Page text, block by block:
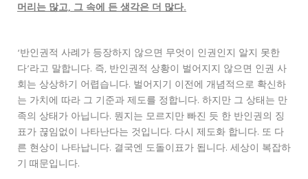
머리는 많고, 그 속에 든 생각은 더 많다.
‘반인권적 사례가 등장하지 않으면 무엇이 인권인지 알지 못한
다’라고 말합니다. 즉, 반인권적 상황이 벌어지지 않으면 인권 사
회는 상상하기 어렵습니다. 벌어지기 이전에 개념적으로 확신하
는 가치에 따라 그 기준과 제도를 정합니다. 하지만 그 상태는 만
족의 상태가 아닙니다. 뭔지는 모르지만 빠진 듯 한 반인권의 징
표가 끊임없이 나타난다는 것입니다. 다시 제도화 합니다. 또 다
른 현상이 나타납니다. 결국엔 도돌이표가 됩니다. 세상이 복잡하
기 때문입니다.